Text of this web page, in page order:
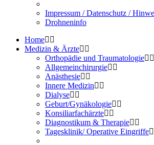
Impressum / Datenschutz /
Drohneninfo
Home
Medizin & Ärzte
Orthopädie und Traumatologie
Allgemeinchirurgie
Anästhesie
Innere Medizin
Dialyse
Geburt/Gynäkologie
Konsiliarfachärzte
Diagnostikum & Therapie
Tagesklinik/ Operative Eingriffe